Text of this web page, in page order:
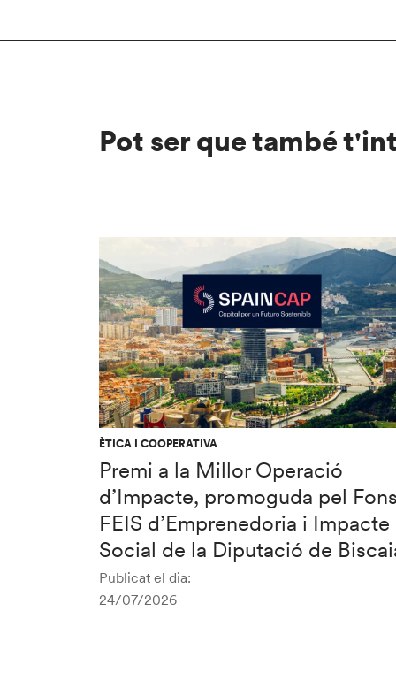
Pot ser que també
ÈTICA I COOPERATIVA
Premi a la Millor Operació
d’Impacte, promoguda pel
FEIS d’Emprenedoria i Impacte
Social de la Diputació de
Publicat el dia:
24/07/2026